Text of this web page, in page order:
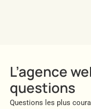
L’agence
questions
Questions les plus